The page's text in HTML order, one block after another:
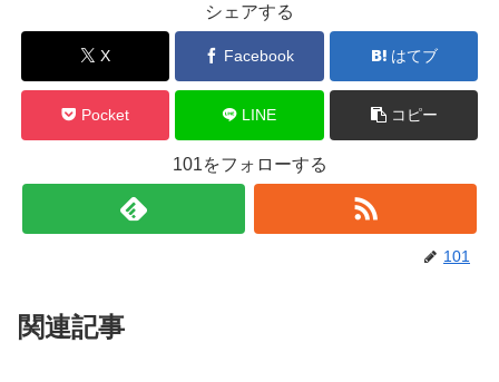
シェアする
X Facebook はてブ
Pocket LINE コピー
101をフォローする
101
関連記事